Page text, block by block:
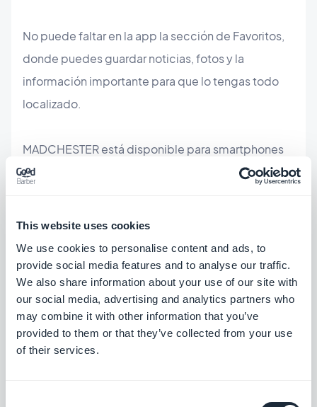
This website uses cookies
We use cookies to personalise content and ads, to
provide social media features and to analyse our traffic.
We also share information about your use of our site with
our social media, advertising and analytics partners who
may combine it with other information that you’ve
provided to them or that they’ve collected from your use
of their services.
No puede faltar en la app la sección de Favoritos,
donde puedes guardar noticias, fotos y la
información importante para que lo tengas todo
localizado.
MADCHESTER está disponible para smartphones
Android y iOS.
iHotel